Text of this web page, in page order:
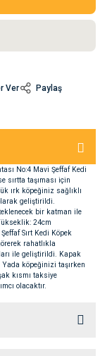
Ver
Paylaş
No:4 Mavi Şeffaf Kedi
sırtta taşıması için
ırk köpeğiniz sağlıklı
geliştirildi.
bir katman ile
24cm
Sırt Kedi Köpek
rahatlıkla
ile geliştirildi. Kapak
Yada köpeğinizi taşırken
kısmı taksiye
olacaktır.